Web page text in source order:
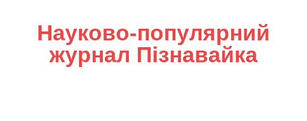
Науково-популярний
журнал Пізнавайка